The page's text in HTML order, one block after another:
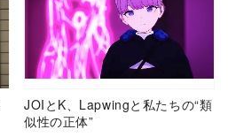
JOIとK、Lapwingと私たちの“類
似性の正体”